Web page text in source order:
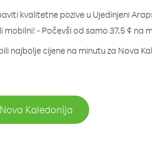
kvalitetne pozive u Ujedinjeni
mobilni! - Počevši od samo 37.5 ¢ na
najbolje cijene na minutu za Nova
Kaledonija